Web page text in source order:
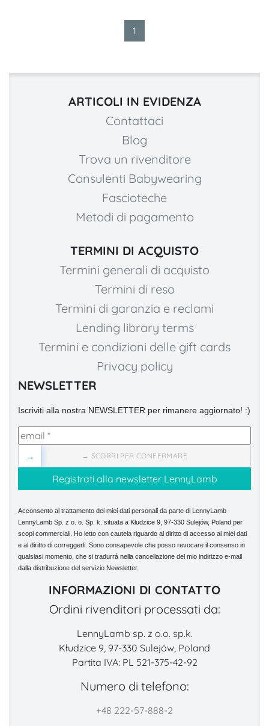
1
ARTICOLI IN EVIDENZA
Contattaci
Blog
Trova un rivenditore
Consulenti Babywearing
Fascioteche
Metodi di pagamento
TERMINI DI ACQUISTO
Termini generali di acquisto
Termini di reso
Termini di garanzia e reclami
Lending library terms
Termini e condizioni delle gift cards
Privacy policy
NEWSLETTER
Iscriviti alla nostra NEWSLETTER per rimanere aggiornato! :)
→ SCORRI PER CONFERMARE
→
Acconsento al trattamento dei miei dati personali da parte di LennyLamb
LennyLamb Sp. z o. o. Sp. k. situata a Kłudzice 9, 97-330 Sulejów, Poland per
scopi commerciali. Ho letto con cautela riguardo al diritto di accesso ai miei dati
e al diritto di correggerli. Sono consapevole che posso revocare il consenso in
qualsiasi momento, che si tradurrà nella cancellazione del mio indirizzo e-mail
dalla distribuzione del servizio Newsletter.
INFORMAZIONI DI CONTATTO
Ordini rivenditori processati da:
LennyLamb sp. z o.o. sp.k.
Kłudzice 9, 97-330 Sulejów, Poland
Partita IVA: PL 521-375-42-92
Numero di telefono:
+48 222-57-888-2